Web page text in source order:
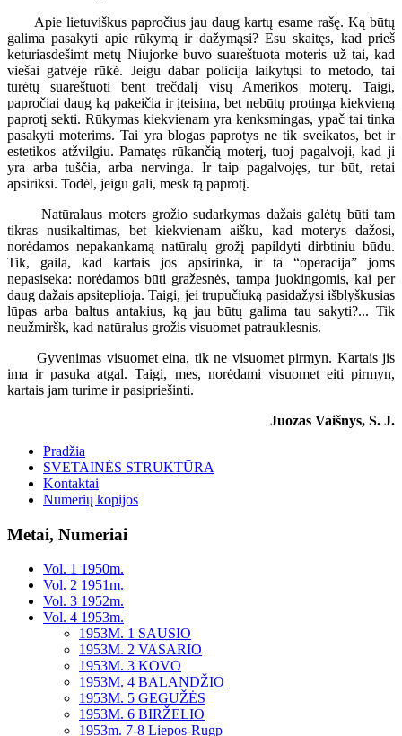
Apie lietuviškus papročius jau daug kartų esame rašę. Ką būtų
galima pasakyti apie rūkymą ir dažymąsi? Esu skaitęs, kad prieš
keturiasdešimt metų Niujorke buvo suareštuota moteris už tai, kad
viešai gatvėje rūkė. Jeigu dabar policija laikytųsi to metodo, tai
turėtų suareštuoti bent trečdalį visų Amerikos moterų. Taigi,
papročiai daug ką pakeičia ir įteisina, bet nebūtų protinga kiekvieną
paprotį sekti. Rūkymas kiekvienam yra kenksmingas, ypač tai tinka
pasakyti moterims. Tai yra blogas paprotys ne tik sveikatos, bet ir
estetikos atžvilgiu. Pamatęs rūkančią moterį, tuoj pagalvoji, kad ji
yra arba tuščia, arba nervinga. Ir taip pagalvojęs, tur būt, retai
apsiriksi. Todėl, jeigu gali, mesk tą paprotį.
Natūralaus moters grožio sudarkymas dažais galėtų būti tam
tikras nusikaltimas, bet kiekvienam aišku, kad moterys dažosi,
norėdamos nepakankamą natūralų grožį papildyti dirbtiniu būdu.
Tik, gaila, kad kartais jos apsirinka, ir ta “operacija” joms
nepasiseka: norėdamos būti gražesnės, tampa juokingomis, kai per
daug dažais apsiteplioja. Taigi, jei trupučiuką pasidažysi išblyškusias
lūpas arba baltus antakius, ką jau būtų galima tau sakyti?... Tik
neužmiršk, kad natūralus grožis visuomet patrauklesnis.
Gyvenimas visuomet eina, tik ne visuomet pirmyn. Kartais jis
ima ir pasuka atgal. Taigi, mes, norėdami visuomet eiti pirmyn,
kartais jam turime ir pasipriešinti.
Juozas Vaišnys, S. J.
Pradžia
SVETAINĖS STRUKTŪRA
Kontaktai
Numerių kopijos
Metai, Numeriai
Vol. 1 1950m.
Vol. 2 1951m.
Vol. 3 1952m.
Vol. 4 1953m.
1953M. 1 SAUSIO
1953M. 2 VASARIO
1953M. 3 KOVO
1953M. 4 BALANDŽIO
1953M. 5 GEGUŽĖS
1953M. 6 BIRŽELIO
1953m. 7-8 Liepos-Rugp